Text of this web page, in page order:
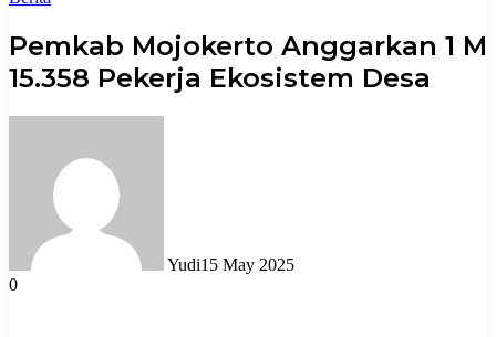
Pemkab Mojokerto Anggarkan 1 M
15.358 Pekerja Ekosistem Desa
Yudi15 May 2025
0